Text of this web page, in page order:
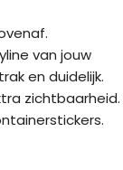
van jouw
en duidelijk.
zichtbaarheid.